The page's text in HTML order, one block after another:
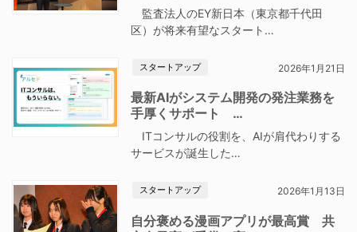
監査法人のEY新日本（東京都千代田
区）が将来有望なスタート…
スタートアップ 2026年1月21日
最新AIがシステム開発の発注業務を
手厚くサポート …
ITコンサルの役割を、AIが肩代わりする
サービスが誕生した…
スタートアップ 2026年1月13日
自分褒める漫画アプリが最高賞 共